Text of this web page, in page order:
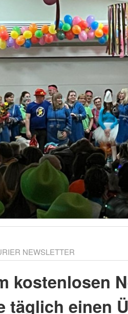
NEWSLETTER
kostenlosen
täglich einen